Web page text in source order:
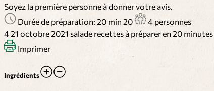
Soyez la première personne à donner votre avis.
Durée de préparation: 20 min 20
4 personnes
421 octobre 2021 salade recettes à préparer en 20 minutes
Imprimer
Ingrédients